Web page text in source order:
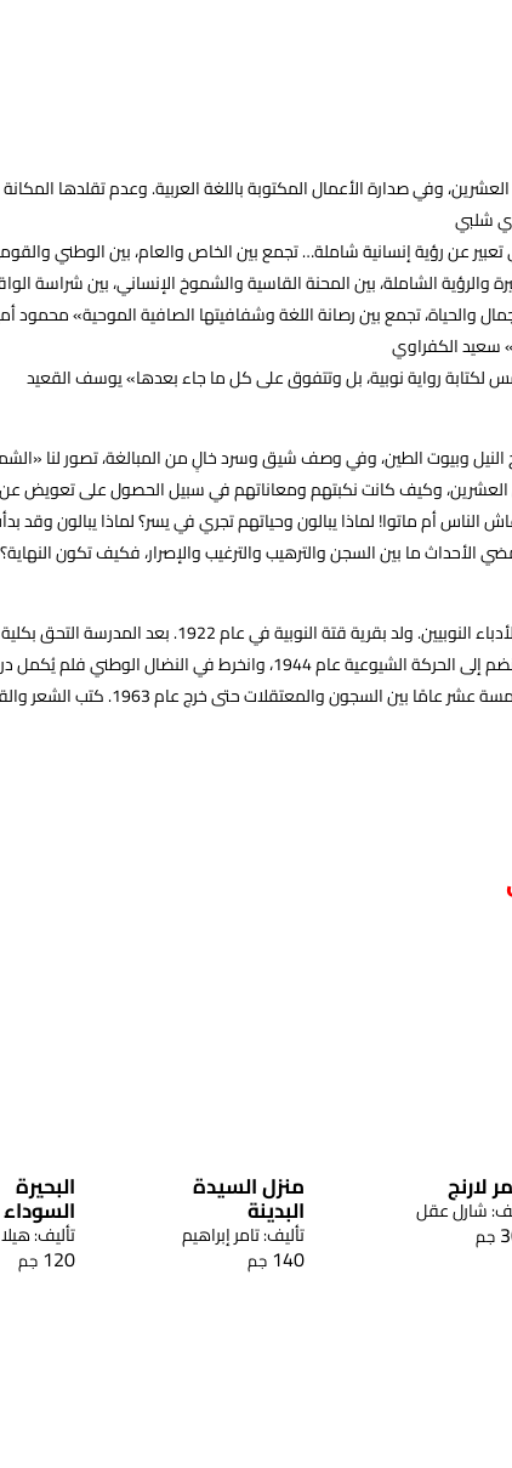
وفي صدارة الأعمال المكتوبة باللغة العربية. وعدم تقلدها
شلبي
عن رؤية إنسانية شاملة… تجمع بين الخاص والعام، بين الوطني
والرؤية الشاملة، بين المحنة القاسية والشموخ الإنساني، بين شراسة
والحياة، تجمع بين رصانة اللغة وشفافيتها الصافية الموحية» محمود
سعيد الكفراوي
رواية نوبية، بل وتتفوق على كل ما جاء بعدها» يوسف القعيد
النيل وبيوت الطين، وفي وصف شيق وسرد خالٍ من المبالغة، تصور لنا
العشرين، وكيف كانت نكبتهم ومعاناتهم في سبيل الحصول على تعويض
الناس أم ماتوا! لماذا يبالون وحياتهم تجري في يسر؟ لماذا يبالون وقد
الأحداث ما بين السجن والترهيب والترغيب والإصرار، فكيف تكون النهاية؟
يُعتبر محمد خليل قاسم الأب الروحي للأدباء النوبيين.
ميوله الأدبية انتقل إلى كلية الآداب. انضم إلى الحركة الشيوعية عام
باليسار بعد ثورة 1952 قضى حوالي خمسة
لارنج
شارل عقل
جم
منزل السيدة
البدينة
تأليف: تامر إبراهيم
140 جم
البحيرة
السوداء
تأليف:
120 جم